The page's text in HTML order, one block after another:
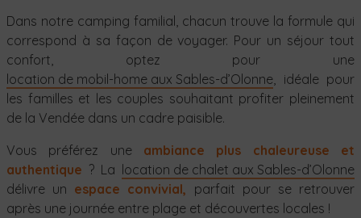
Dans notre camping familial, chacun trouve la formule qui
correspond à sa façon de voyager. Pour un séjour tout
confort, optez pour une
location de mobil-home aux Sables-d’Olonne, idéale pour
les familles et les couples souhaitant profiter pleinement
de la Vendée dans un cadre paisible.
Vous préférez une ambiance plus chaleureuse et
authentique ? La
location de chalet aux Sables-d’Olonne
délivre un espace convivial, parfait pour se retrouver
après une journée entre plage et découvertes locales !